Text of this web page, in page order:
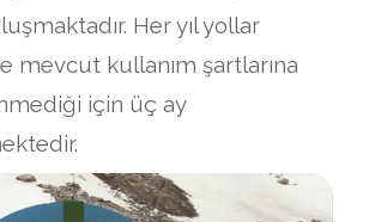
Her yıl yollar
mevcut kullanım şartlarına
için üç ay